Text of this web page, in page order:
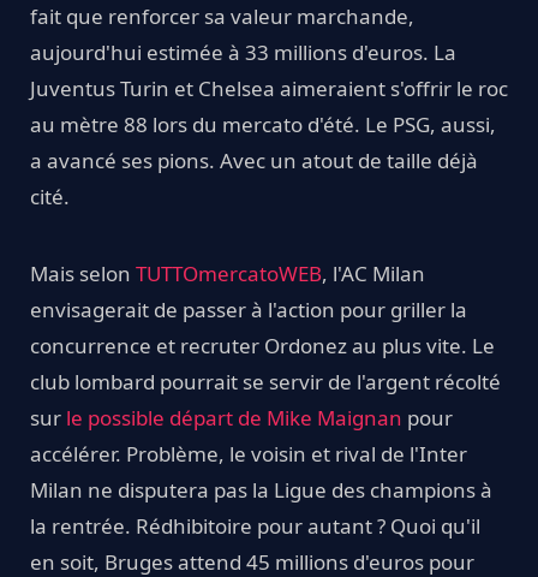
fait que renforcer sa valeur marchande,
aujourd'hui estimée à 33 millions d'euros. La
Juventus Turin et Chelsea aimeraient s'offrir le roc
au mètre 88 lors du mercato d'été. Le PSG, aussi,
a avancé ses pions. Avec un atout de taille déjà
cité.
Mais selon TUTTOmercatoWEB, l'AC Milan
envisagerait de passer à l'action pour griller la
concurrence et recruter Ordonez au plus vite. Le
club lombard pourrait se servir de l'argent récolté
sur le possible départ de Mike Maignan pour
accélérer. Problème, le voisin et rival de l'Inter
Milan ne disputera pas la Ligue des champions à
la rentrée. Rédhibitoire pour autant ? Quoi qu'il
en soit, Bruges attend 45 millions d'euros pour